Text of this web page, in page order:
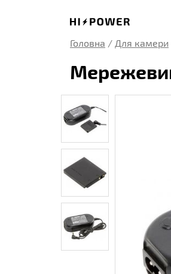
Головна / Для камери